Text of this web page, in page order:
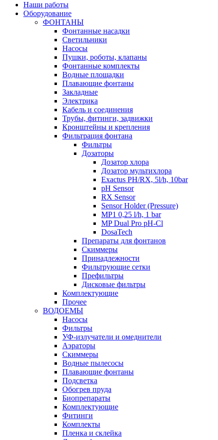
Наши работы
Оборудование
ФОНТАНЫ
Фонтанные насадки
Cветильники
Насосы
Пушки, роботы, клапаны
Фонтанные комплекты
Водные площадки
Плавающие фонтаны
Закладные
Электрика
Кабель и соединения
Трубы, фитинги, задвижки
Кронштейны и крепления
Фильтрация фонтана
Фильтры
Дозаторы
Дозатор хлора
Дозатор мультихлора
Exactus PH/RX, 5l/h, 10bar
pH Sensor
RX Sensor
Sensor Holder (Pressure)
MP1 0,25 l/h, 1 bar
MP Dual Pro pH-Cl
DosaTech
Препараты для фонтанов
Скиммеры
Принадлежности
Фильтрующие сетки
Префильтры
Дисковые фильтры
Комплектующие
Прочее
ВОДОЕМЫ
Насосы
Фильтры
УФ-излучатели и омеднители
Аэраторы
Cкиммеры
Водные пылесосы
Плавающие фонтаны
Подсветка
Обогрев пруда
Биопрепараты
Комплектующие
Фитинги
Комплекты
Пленка и склейка